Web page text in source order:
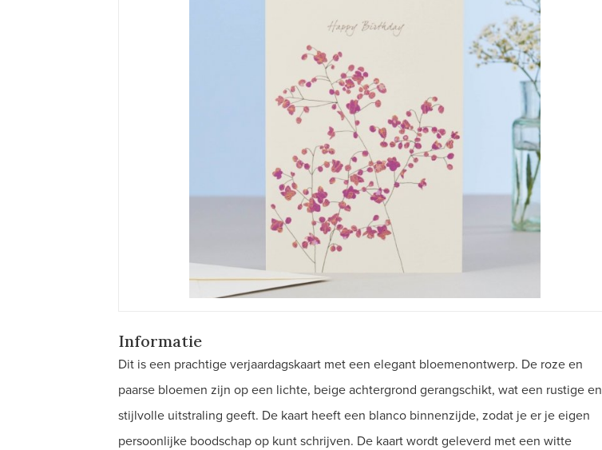
Informatie
Dit is een prachtige verjaardagskaart met een elegant bloemenontwerp. De roze en
paarse bloemen zijn op een lichte, beige achtergrond gerangschikt, wat een rustige en
stijlvolle uitstraling geeft. De kaart heeft een blanco binnenzijde, zodat je er je eigen
persoonlijke boodschap op kunt schrijven. De kaart wordt geleverd met een witte